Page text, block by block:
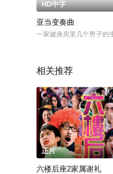
HD中字
亚当变奏曲
一家健身房里几个男子的
相关推荐
正片
六楼后座2家属谢礼